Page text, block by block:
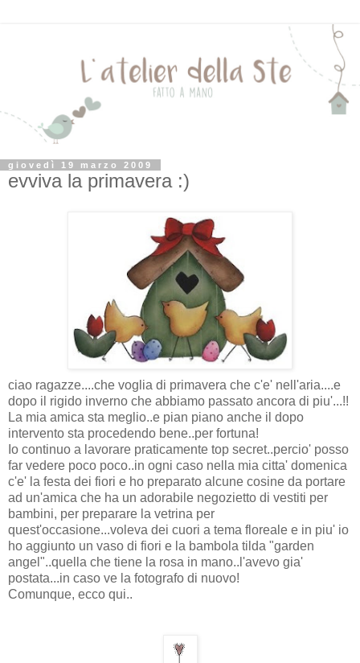
giovedì 19 marzo 2009
evviva la primavera :)
ciao ragazze....che voglia di primavera che c'e' nell'aria....e
dopo il rigido inverno che abbiamo passato ancora di piu'...!!
La mia amica sta meglio..e pian piano anche il dopo
intervento sta procedendo bene..per fortuna!
Io continuo a lavorare praticamente top secret..percio' posso
far vedere poco poco..in ogni caso nella mia citta' domenica
c'e' la festa dei fiori e ho preparato alcune cosine da portare
ad un'amica che ha un adorabile negozietto di vestiti per
bambini, per preparare la vetrina per
quest'occasione...voleva dei cuori a tema floreale e in piu' io
ho aggiunto un vaso di fiori e la bambola tilda "garden
angel"..quella che tiene la rosa in mano..l'avevo gia'
postata...in caso ve la fotografo di nuovo!
Comunque, ecco qui..